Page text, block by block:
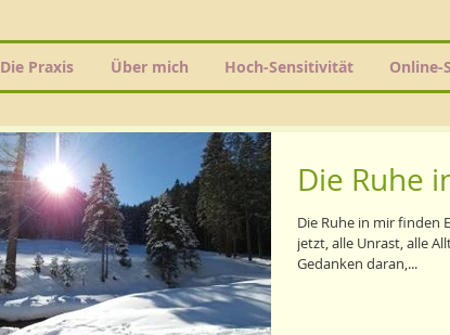
Die Praxis Über mich Hoch-Sensitivität Online-
Die Ruhe
Die Ruhe in mir finden
jetzt, alle Unrast, alle
Gedanken daran,...